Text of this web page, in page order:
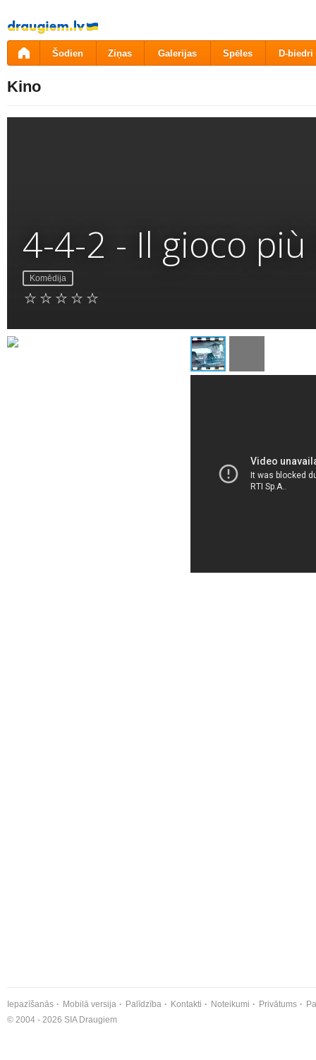
Pāriet
uz
saturu
Šodien Ziņas Galerijas Spēles D-biedri
Kino
4-4-2 - Il gioco
Komēdija
Iepazīšanās Mobilā versija Palīdzība Kontakti Noteikumi Privātums
© 2004 - 2026 SIA Draugiem